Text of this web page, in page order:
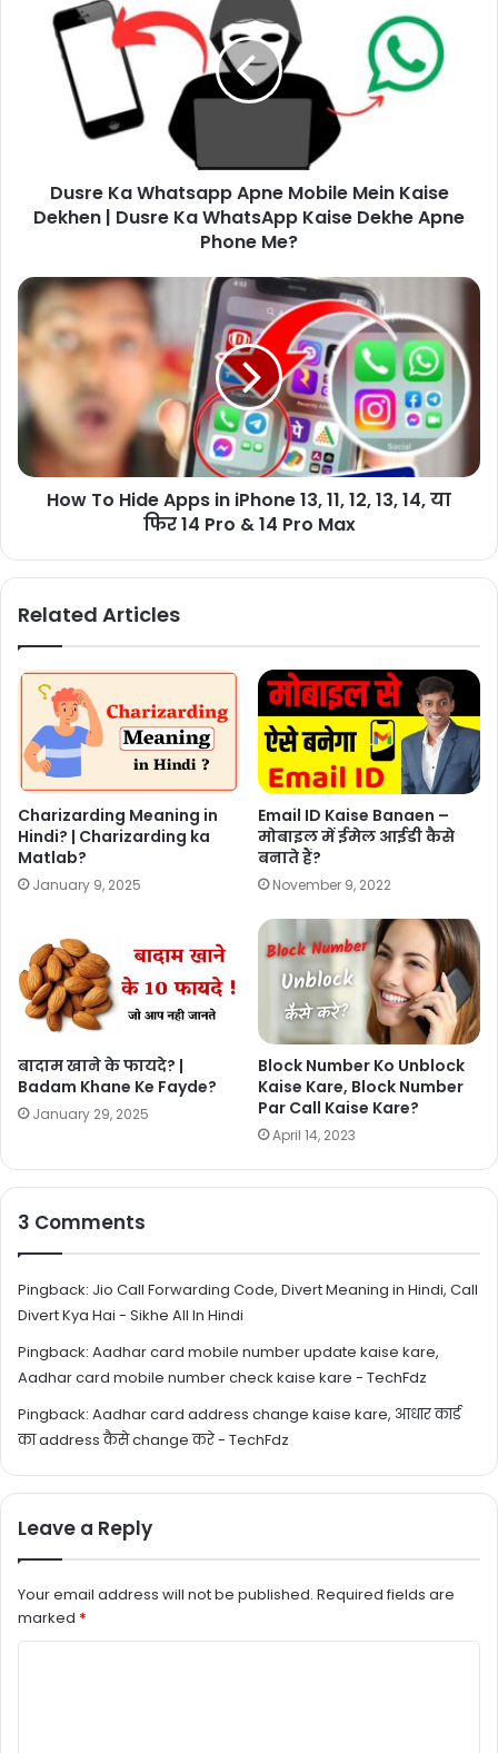
Dusre Ka Whatsapp Apne Mobile Mein Kaise
Dekhen | Dusre Ka WhatsApp Kaise Dekhe Apne
Phone Me?
How To Hide Apps in iPhone 13, 11, 12, 13, 14, या
फिर 14 Pro & 14 Pro Max
Related Articles
Charizarding Meaning in
Hindi? | Charizarding ka
Matlab?
January 9, 2025
Email ID Kaise Banaen –
मोबाइल में ईमेल आईडी कैसे
बनाते हैं?
November 9, 2022
बादाम खाने के फायदे? |
Badam Khane Ke Fayde?
January 29, 2025
Block Number Ko Unblock
Kaise Kare, Block Number
Par Call Kaise Kare?
April 14, 2023
3 Comments
Pingback: Jio Call Forwarding Code, Divert Meaning in Hindi, Call
Divert Kya Hai - Sikhe All In Hindi
Pingback: Aadhar card mobile number update kaise kare,
Aadhar card mobile number check kaise kare - TechFdz
Pingback: Aadhar card address change kaise kare, आधार कार्ड
का address कैसे change करे - TechFdz
Leave a Reply
Your email address will not be published. Required fields are
marked *